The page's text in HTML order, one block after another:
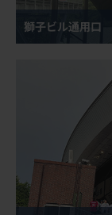
獅子ビル通用口